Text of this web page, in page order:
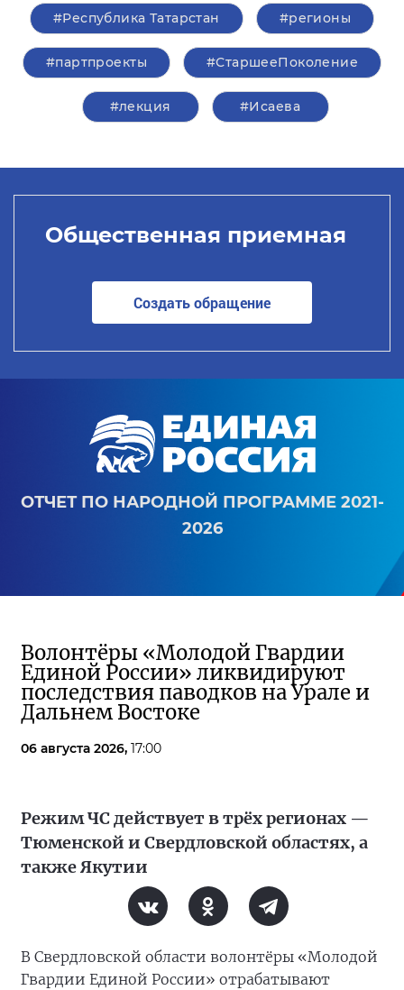
#Республика Татарстан #регионы
#партпроекты #СтаршееПоколение
#лекция #Исаева
Общественная приемная
Создать обращение
ОТЧЕТ ПО НАРОДНОЙ ПРОГРАММЕ 2021-
2026
Волонтёры «Молодой Гвардии
Единой России» ликвидируют
последствия паводков на Урале и
Дальнем Востоке
06 августа 2026, 17:00
Режим ЧС действует в трёх регионах —
Тюменской и Свердловской областях, а
также Якутии
В Свердловской области волонтёры «Молодой
Гвардии Единой России» отрабатывают